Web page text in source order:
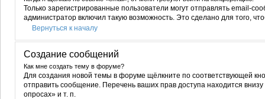
Только зарегистрированные пользователи могут отправлять email-
администратор включил такую возможность. Это сделано для того,
Вернуться к началу
Создание сообщений
Как мне создать тему в форуме?
Для создания новой темы в форуме щёлкните по соответствующей
отправить сообщение. Перечень ваших прав доступа находится
опросах» и т. п.